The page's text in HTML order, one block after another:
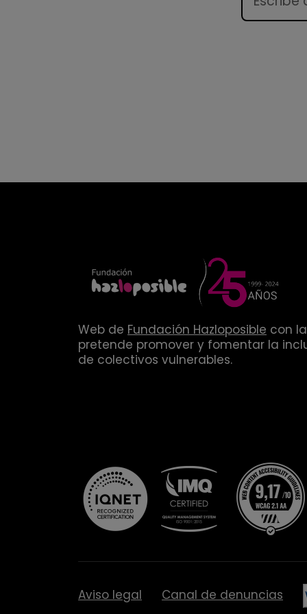
Web de Fundación Hazloposible con
pretende promover y fomentar la
de colectivos vulnerables.
Aviso legal Canal de denuncias